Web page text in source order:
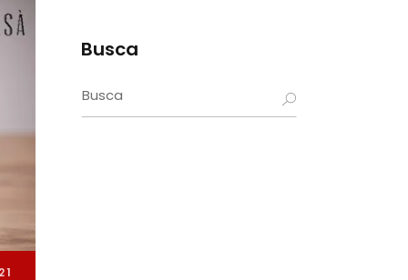
Busca
Search
for: